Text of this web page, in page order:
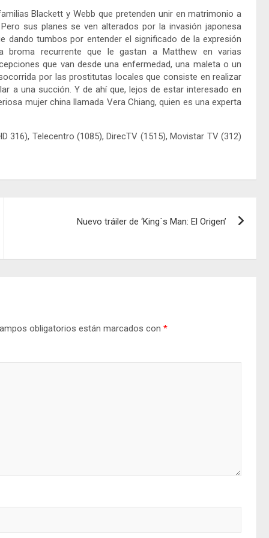
Blackett y Webb que pretenden unir en matrimonio a
sus planes se ven alterados por la invasión japonesa
dando tumbos por entender el significado de la expresión
broma recurrente que le gastan a Matthew en varias
que van desde una enfermedad, una maleta o un
por las prostitutas locales que consiste en realizar
a una succión. Y de ahí que, lejos de estar interesado en
mujer china llamada Vera Chiang, quien es una experta
316), Telecentro (1085), DirecTV (1515), Movistar TV (312)
Nuevo tráiler de ‘King´s Man: El Origen’
obligatorios están marcados con *